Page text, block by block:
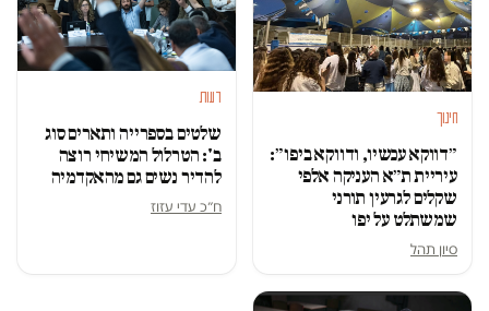
חינוך
״דווקא עכשיו, ודווקא ביפו״:
עיריית ת״א העניקה אלפי
שקלים לגרעין תורני
שמשתלט על יפו
סיון תהל
דעות
שלטים בספרייה ותארים סוג
ב': הטרלול המשיחי רוצה
להדיר נשים גם מהאקדמיה
ח״כ עדי עזוז